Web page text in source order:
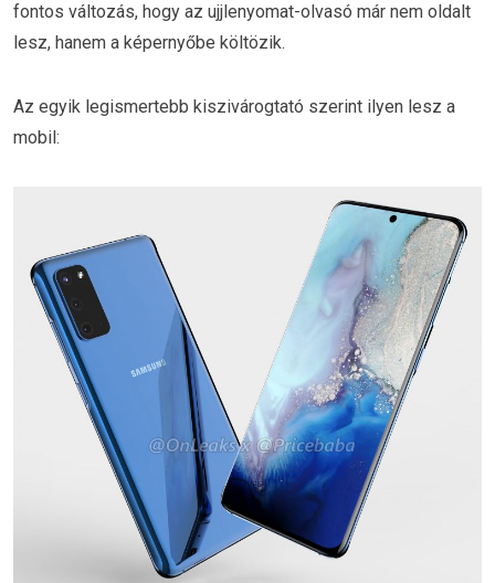
fontos változás, hogy az ujjlenyomat-olvasó már nem oldalt
lesz, hanem a képernyőbe költözik.
Az egyik legismertebb kiszivárogtató szerint ilyen lesz a
mobil: